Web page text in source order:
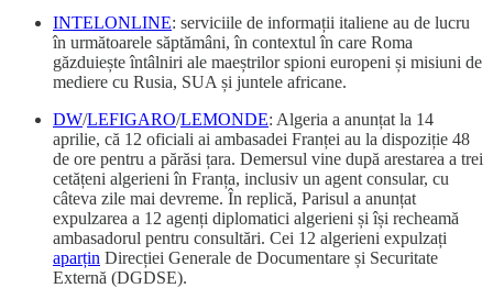
INTELONLINE: serviciile de informații italiene au de lucru
în următoarele săptămâni, în contextul în care Roma
găzduiește întâlniri ale maeștrilor spioni europeni și misiuni de
mediere cu Rusia, SUA și juntele africane.
DW/LEFIGARO/LEMONDE: Algeria a anunțat la 14
aprilie, că 12 oficiali ai ambasadei Franței au la dispoziție 48
de ore pentru a părăsi țara. Demersul vine după arestarea a trei
cetățeni algerieni în Franța, inclusiv un agent consular, cu
câteva zile mai devreme. În replică, Parisul a anunțat
expulzarea a 12 agenți diplomatici algerieni și își recheamă
ambasadorul pentru consultări. Cei 12 algerieni expulzați
aparțin Direcției Generale de Documentare și Securitate
Externă (DGDSE).